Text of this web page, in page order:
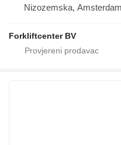
Nizozemska, Amsterdam
Forkliftcenter BV